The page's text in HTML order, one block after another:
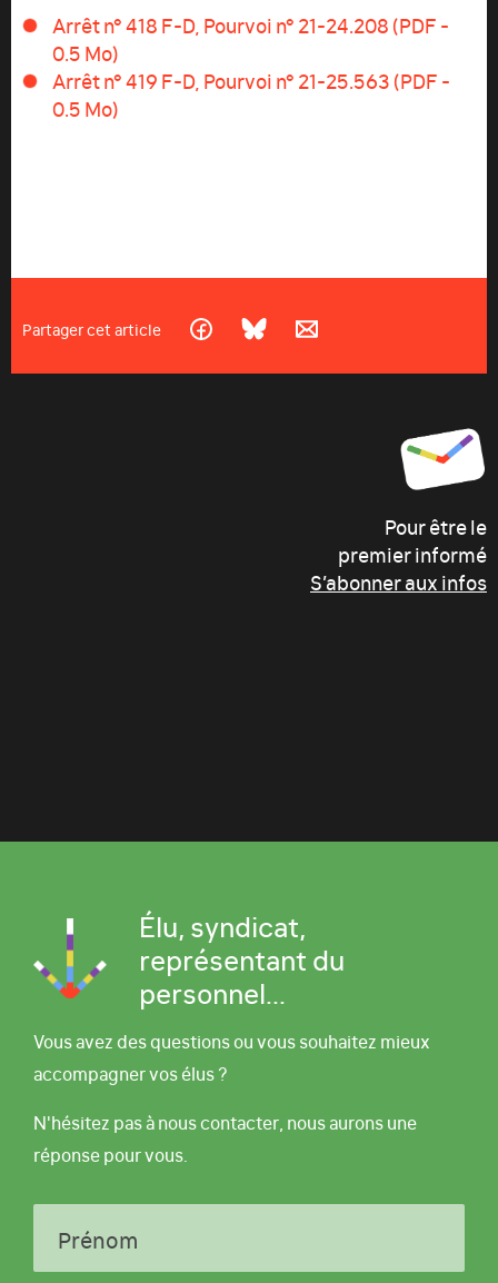
Arrêt n° 418 F-D, Pourvoi n° 21-24.208 (PDF -
0.5 Mo)
Arrêt n° 419 F-D, Pourvoi n° 21-25.563 (PDF -
0.5 Mo)
Partager cet article
Pour être le
premier informé
S’abonner aux infos
Élu, syndicat,
représentant du
personnel...
Vous avez des questions ou vous souhaitez mieux
accompagner vos élus ?
N'hésitez pas à nous contacter, nous aurons une
réponse pour vous.
Prénom